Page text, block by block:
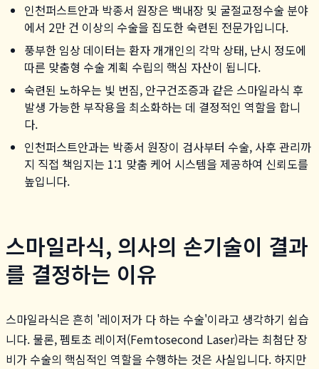
인천퍼스트안과 박종서 원장은 백내장 및 굴절교정수술 분야
에서 2만 건 이상의 수술을 집도한 숙련된 전문가입니다.
풍부한 임상 데이터는 환자 개개인의 각막 상태, 난시 정도에
따른 맞춤형 수술 계획 수립의 핵심 자산이 됩니다.
숙련된 노하우는 빛 번짐, 안구건조증과 같은 스마일라식 후
발생 가능한 부작용을 최소화하는 데 결정적인 역할을 합니
다.
인천퍼스트안과는 박종서 원장이 검사부터 수술, 사후 관리까
지 직접 책임지는 1:1 맞춤 케어 시스템을 제공하여 신뢰도를
높입니다.
스마일라식, 의사의 손기술이 결과
를 결정하는 이유
스마일라식은 흔히 '레이저가 다 하는 수술'이라고 생각하기 쉽습
니다. 물론, 펨토초 레이저(Femtosecond Laser)라는 최첨단 장
비가 수술의 핵심적인 역할을 수행하는 것은 사실입니다. 하지만